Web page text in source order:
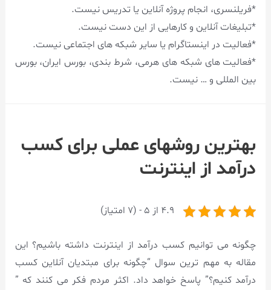
*فریلنسری، انجام پروژه آنلاین یا تدریس نیست.
*تبلیغات آنلاین و کارهایی از این دست نیست.
*فعالیت در اینستاگرام یا سایر شبکه های اجتماعی نیست.
*فعالیت های شبکه های هرمی، شرط بندی، بورس ایران، بورس
بین المللی و … نیست.
بهترین روشهای عملی برای کسب
درآمد از اینترنت
4.9 از 5 - (7 امتیاز)
چگونه می توانیم کسب درآمد از اینترنت داشته باشیم؟ این
مقاله به مهم ترین سوال “چگونه برای مبتدیان آنلاین کسب
درآمد کنیم؟” پاسخ خواهد داد. اکثر مردم فکر می کنند که ”